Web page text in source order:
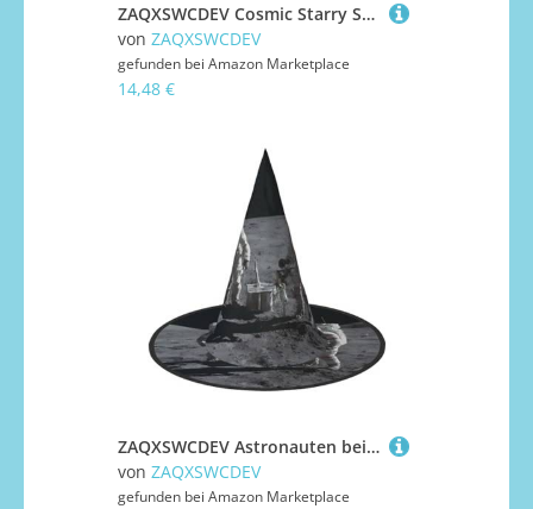
ZAQXSWCDEV Cosmic Starry Sky Kapuzenumhang – Allover-Print-Design, Polyester-Material, bequem und langlebig, perfekt für Halloween, Cosplay und mehr
von ZAQXSWCDEV
gefunden bei Amazon Marketplace
14,48 €
ZAQXSWCDEV Astronauten bei der Arbeit Halloween Hut - Gruseliges Party-Kostüm-Accessoire mit Volldruck-Design - Leichter faltbarer Hexenhut für Halloween, Karneval, Maskerade & Rollenspiel-Events
von ZAQXSWCDEV
gefunden bei Amazon Marketplace